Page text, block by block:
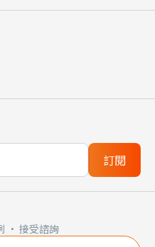
訂閱
· 接受諮詢